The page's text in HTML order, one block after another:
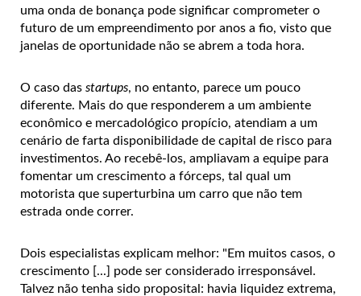
uma onda de bonança pode significar comprometer o
futuro de um empreendimento por anos a fio, visto que
janelas de oportunidade não se abrem a toda hora.
O caso das startups, no entanto, parece um pouco
diferente. Mais do que responderem a um ambiente
econômico e mercadológico propício, atendiam a um
cenário de farta disponibilidade de capital de risco para
investimentos. Ao recebê-los, ampliavam a equipe para
fomentar um crescimento a fórceps, tal qual um
motorista que superturbina um carro que não tem
estrada onde correr.
Dois especialistas explicam melhor: "Em muitos casos, o
crescimento [...] pode ser considerado irresponsável.
Talvez não tenha sido proposital: havia liquidez extrema,